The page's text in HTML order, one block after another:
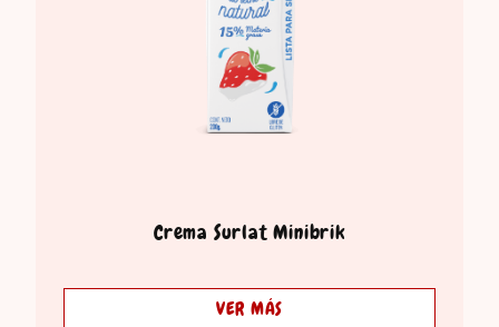
Crema Surlat Minibrik
VER MÁS